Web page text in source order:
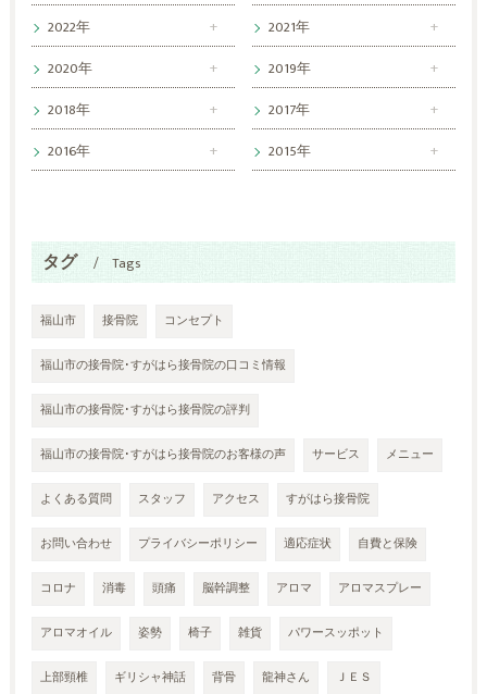
2022年
2021年
2020年
2019年
2018年
2017年
2016年
2015年
タグ Tags
福山市 接骨院 コンセプト
福山市の接骨院･すがはら接骨院の口コミ情報
福山市の接骨院･すがはら接骨院の評判
福山市の接骨院･すがはら接骨院のお客様の声 サービス メニュー
よくある質問 スタッフ アクセス すがはら接骨院
お問い合わせ プライバシーポリシー 適応症状 自費と保険
コロナ 消毒 頭痛 脳幹調整 アロマ アロマスプレー
アロマオイル 姿勢 椅子 雑貨 パワースッポット
上部頸椎 ギリシャ神話 背骨 龍神さん ＪＥＳ